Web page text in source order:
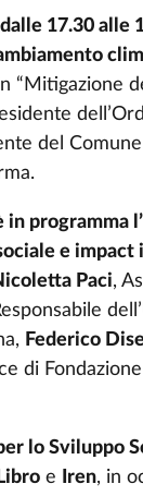
17.30 alle
“Mitigazione
del
programma
e impact
Paci,
Federico
di
lo Sviluppo
e Iren, in